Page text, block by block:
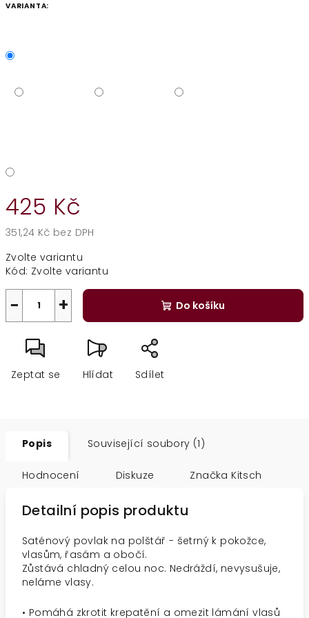
VARIANTA:
425 Kč
351,24 Kč bez DPH
cena:
Zvolte variantu
Kód: Zvolte variantu
+
− Do košíku
Zeptat se Hlídat Sdílet
Popis Související soubory (1)
Hodnocení Diskuze Značka Kitsch
Detailní popis produktu
Saténový povlak na polštář - šetrný k pokožce,
vlasům, řasám a obočí.
Zůstává chladný celou noc. Nedráždí, nevysušuje,
neláme vlasy.
• Pomáhá zkrotit krepatění a omezit lámání vlasů